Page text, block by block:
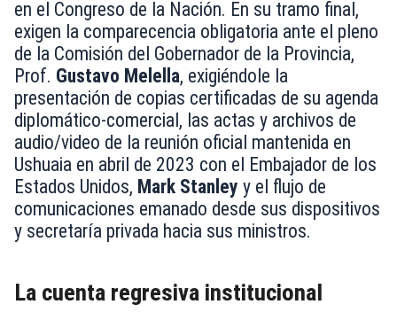
en el Congreso de la Nación. En su tramo final,
exigen la comparecencia obligatoria ante el pleno
de la Comisión del Gobernador de la Provincia,
Prof. Gustavo Melella, exigiéndole la
presentación de copias certificadas de su agenda
diplomático-comercial, las actas y archivos de
audio/video de la reunión oficial mantenida en
Ushuaia en abril de 2023 con el Embajador de los
Estados Unidos, Mark Stanley y el flujo de
comunicaciones emanado desde sus dispositivos
y secretaría privada hacia sus ministros.
La cuenta regresiva institucional